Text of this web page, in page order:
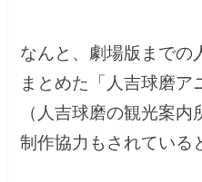
なんと、劇場版までの
まとめた「人吉球磨ア
（人吉球磨の観光案
制作協力もされている